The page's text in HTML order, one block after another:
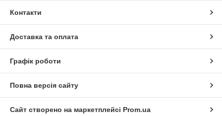
Контакти
Доставка та оплата
Графік роботи
Повна версія сайту
Сайт створено на маркетплейсі Prom.ua